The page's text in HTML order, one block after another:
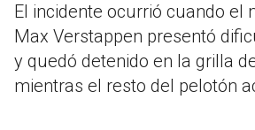
El incidente ocurrió cuando el
Max Verstappen presentó
y quedó detenido en la grilla
mientras el resto del pelotón